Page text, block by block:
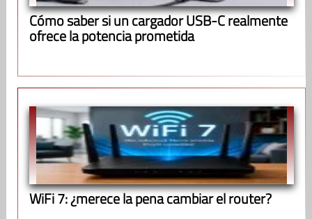
Cómo saber si un cargador USB-C realmente
ofrece la potencia prometida
WiFi 7: ¿merece la pena cambiar el router?